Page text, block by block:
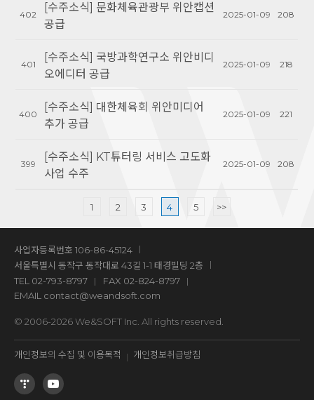
402
[수주소식] 문화체육관광부 위안캡션
공급
2025-01-09 208
401
[수주소식] 국방과학연구소 위안비디
오에디터 공급
2025-01-09 218
400
[수주소식] 대한체육회 위안미디어
추가 공급
2025-01-09 221
399
[수주소식] KT튜터링 서비스 고도화
사업 수주
2025-01-09 208
1 2 3 4 5 >>
사업자등록번호 106-86-45124
서울특별시 동작구 동작대로 43길 1-1 태경빌딩 2층
TEL 02-793-8797
FAX 02-824-8797
EMAIL contact@weandsoft.com
© 2006-2026 We&SOFT Inc. All rights reserved.
개인정보의 수집 및 이용목적 개인정보취급방침